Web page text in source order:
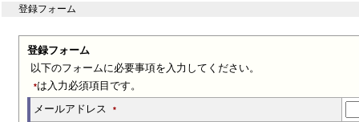
登録フォーム
登録フォーム
以下のフォームに必要事項を入力してください。
*は入力必須項目です。
メールアドレス
*